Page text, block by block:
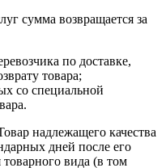
сумма возвращается за
по доставке,
товара;
со специальной
надлежащего качества
дней после его
вида (в том